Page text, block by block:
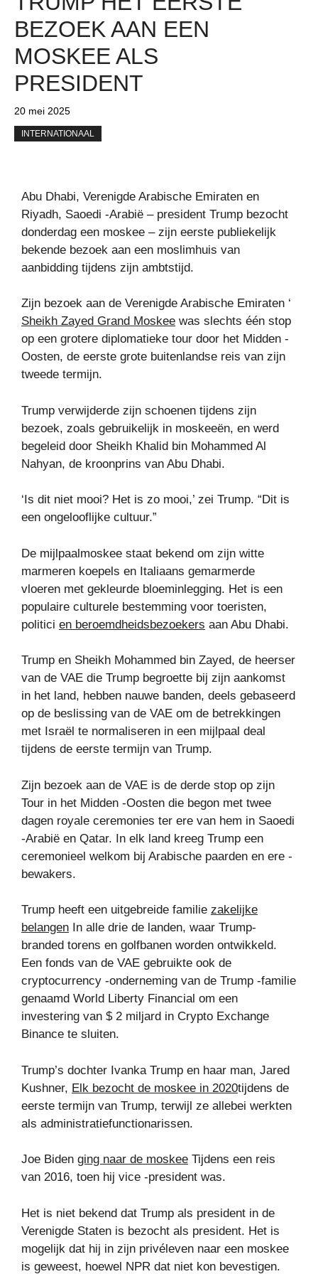
BEZOEK AAN EEN
MOSKEE ALS
PRESIDENT
20 mei 2025
INTERNATIONAAL
Abu Dhabi, Verenigde Arabische Emiraten en
Riyadh, Saoedi -Arabië – president Trump bezocht
donderdag een moskee – zijn eerste publiekelijk
bekende bezoek aan een moslimhuis van
aanbidding tijdens zijn ambtstijd.
Zijn bezoek aan de Verenigde Arabische Emiraten ‘
Sheikh Zayed Grand Moskee was slechts één stop
op een grotere diplomatieke tour door het Midden -
Oosten, de eerste grote buitenlandse reis van zijn
tweede termijn.
Trump verwijderde zijn schoenen tijdens zijn
bezoek, zoals gebruikelijk in moskeeën, en werd
begeleid door Sheikh Khalid bin Mohammed Al
Nahyan, de kroonprins van Abu Dhabi.
‘Is dit niet mooi? Het is zo mooi,’ zei Trump. “Dit is
een ongelooflijke cultuur.”
De mijlpaalmoskee staat bekend om zijn witte
marmeren koepels en Italiaans gemarmerde
vloeren met gekleurde bloeminlegging. Het is een
populaire culturele bestemming voor toeristen,
politici en beroemdheidsbezoekers aan Abu Dhabi.
Trump en Sheikh Mohammed bin Zayed, de heerser
van de VAE die Trump begroette bij zijn aankomst
in het land, hebben nauwe banden, deels gebaseerd
op de beslissing van de VAE om de betrekkingen
met Israël te normaliseren in een mijlpaal deal
tijdens de eerste termijn van Trump.
Zijn bezoek aan de VAE is de derde stop op zijn
Tour in het Midden -Oosten die begon met twee
dagen royale ceremonies ter ere van hem in Saoedi
-Arabië en Qatar. In elk land kreeg Trump een
ceremonieel welkom bij Arabische paarden en ere -
bewakers.
Trump heeft een uitgebreide familie zakelijke
belangen In alle drie de landen, waar Trump-
branded torens en golfbanen worden ontwikkeld.
Een fonds van de VAE gebruikte ook de
cryptocurrency -onderneming van de Trump -familie
genaamd World Liberty Financial om een ​​
investering van $ 2 miljard in Crypto Exchange
Binance te sluiten.
Trump’s dochter Ivanka Trump en haar man, Jared
Kushner, Elk bezocht de moskee in 2020tijdens de
eerste termijn van Trump, terwijl ze allebei werkten
als administratiefunctionarissen.
Joe Biden ging naar de moskee Tijdens een reis
van 2016, toen hij vice -president was.
Het is niet bekend dat Trump als president in de
Verenigde Staten is bezocht als president. Het is
mogelijk dat hij in zijn privéleven naar een moskee
is geweest, hoewel NPR dat niet kon bevestigen.